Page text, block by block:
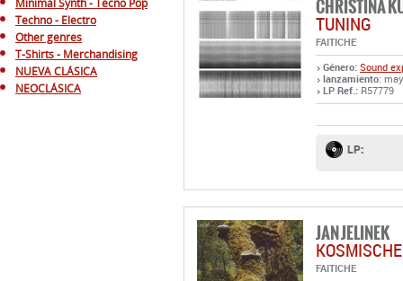
Minimal Synth - Tecno Pop
Techno - Electro
Other genres
T-Shirts - Merchandising
NUEVA CLÁSICA
NEOCLÁSICA
CHRISTINA
TUNING
FAITICHE
Género: Sound
lanzamiento:
LP Ref.: R57779
LP:
JAN JELINEK
FAITICHE